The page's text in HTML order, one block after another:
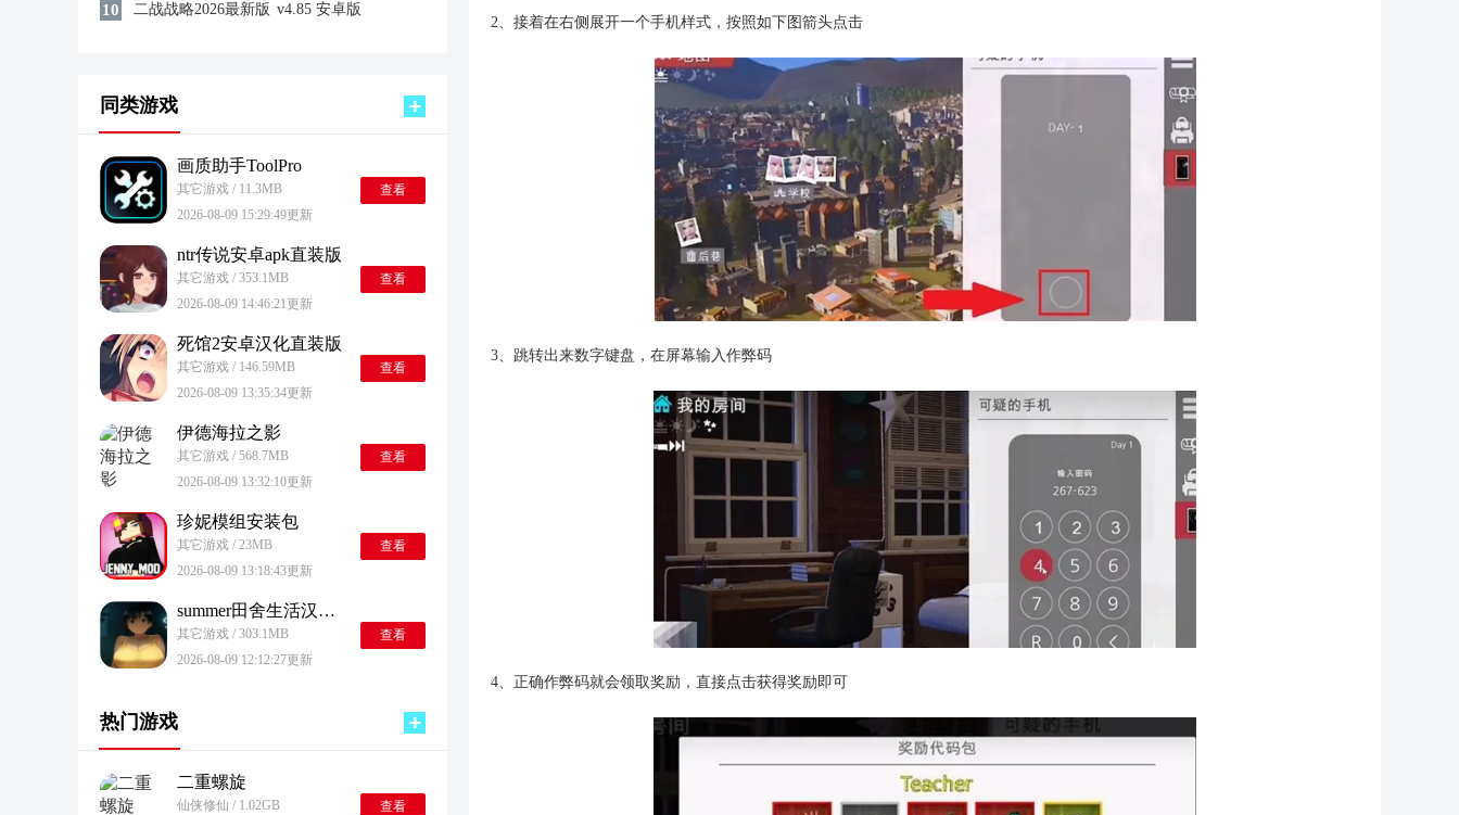
10 二战战略2026最新版 v4.85 安卓版
同类游戏
画质助手ToolPro
其它游戏 / 11.3MB
2026-08-09 15:29:49更新
查看
ntr传说安卓apk直装版
其它游戏 / 353.1MB
2026-08-09 14:46:21更新
查看
死馆2安卓汉化直装版
其它游戏 / 146.59MB
2026-08-09 13:35:34更新
查看
伊德海拉之影
其它游戏 / 568.7MB
2026-08-09 13:32:10更新
查看
珍妮模组安装包
其它游戏 / 23MB
2026-08-09 13:18:43更新
查看
summer田舍生活汉化版
其它游戏 / 303.1MB
2026-08-09 12:12:27更新
查看
热门游戏
二重螺旋
仙侠修仙 / 1.02GB 查看
2、接着在右侧展开一个手机样式，按照如下图箭头点击
3、跳转出来数字键盘，在屏幕输入作弊码
4、正确作弊码就会领取奖励，直接点击获得奖励即可